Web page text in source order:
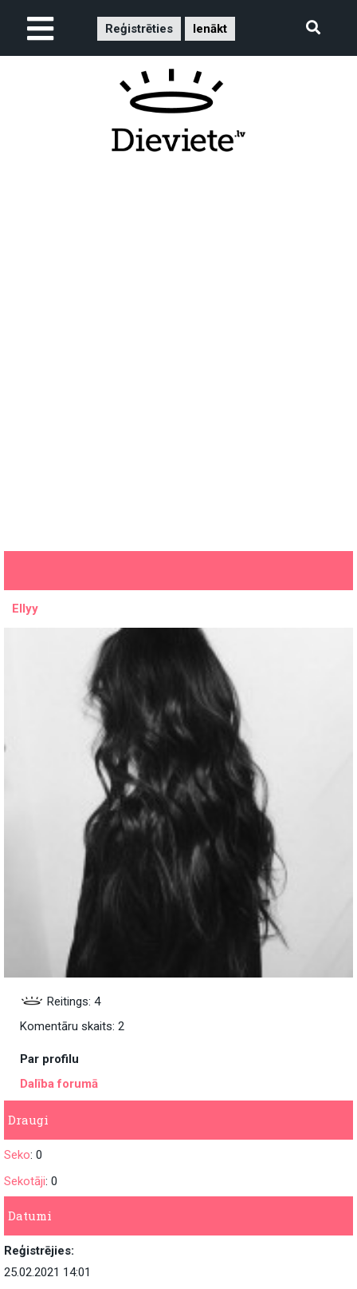
Reģistrēties Ienākt
Ellyy
Reitings: 4
Komentāru skaits: 2
Par profilu
Dalība forumā
Draugi
Seko: 0
Sekotāji: 0
Datumi
Reģistrējies:
25.02.2021 14:01